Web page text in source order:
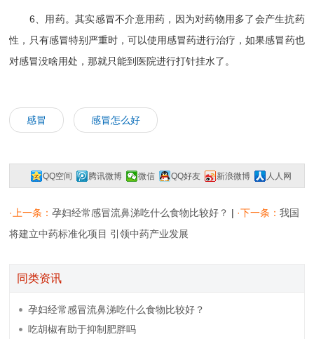
6、用药。其实感冒不介意用药，因为对药物用多了会产生抗药
性，只有感冒特别严重时，可以使用感冒药进行治疗，如果感冒药也
对感冒没啥用处，那就只能到医院进行打针挂水了。
感冒 感冒怎么好
QQ空间 腾讯微博 微信 QQ好友 新浪微博
人人网
·上一条：孕妇经常感冒流鼻涕吃什么食物比较好？ | ·下一条：我国
将建立中药标准化项目 引领中药产业发展
同类资讯
孕妇经常感冒流鼻涕吃什么食物比较好？
吃胡椒有助于抑制肥胖吗